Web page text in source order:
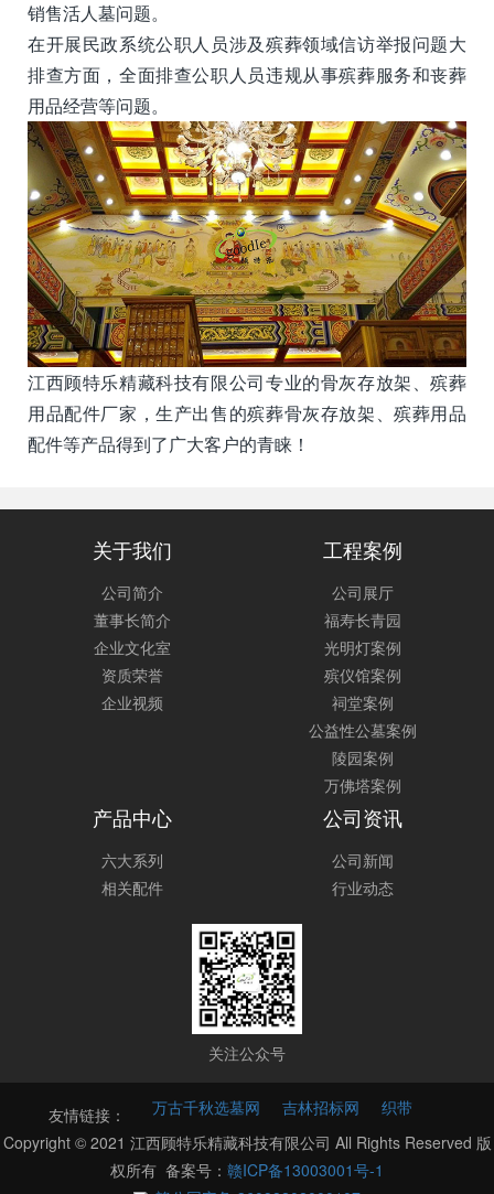
销售活人墓问题。
在开展民政系统公职人员涉及殡葬领域信访举报问题大
排查方面，全面排查公职人员违规从事殡葬服务和丧葬
用品经营等问题。
江西顾特乐精藏科技有限公司专业的骨灰存放架、殡葬
用品配件厂家，生产出售的殡葬骨灰存放架、殡葬用品
配件等产品得到了广大客户的青睐！
关于我们
公司简介
董事长简介
企业文化室
资质荣誉
企业视频
工程案例
公司展厅
福寿长青园
光明灯案例
殡仪馆案例
祠堂案例
公益性公墓案例
陵园案例
万佛塔案例
产品中心
六大系列
相关配件
公司资讯
公司新闻
行业动态
关注公众号
友情链接： 万古千秋选墓网 吉林招标网
织带
Copyright © 2021 江西顾特乐精藏科技有限公司 All Rights Reserved 版
权所有 备案号： 赣ICP备13003001号-1